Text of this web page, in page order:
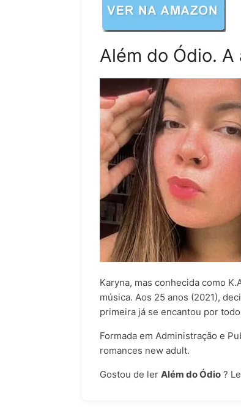
Além do Ódio. A
Karyna, mas conhecida como
música. Aos 25 anos (2021),
primeira já se encantou por
Formada em Administração e
romances new adult.
Gostou de ler Além do Ódio ?